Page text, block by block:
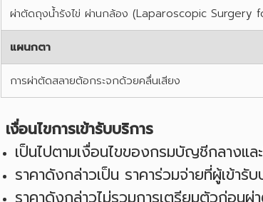
ผ่าตัดถุงน้ำรังไข่ ผ่านกล้อง (Laparoscopic Surgery
แผนกตา
การผ่าตัดสลายต้อกระจกด้วยคลื่นเสียง
เงื่อนไขการเข้ารับบริการ
เป็นไปตามเงื่อนไขของกรมบัญชีกลาง
ราคาดังกล่าวเป็น ราคาร่วมจ่ายที่ผู้เข้ารั